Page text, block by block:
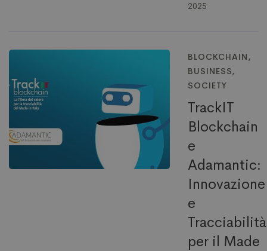
2025
BLOCKCHAIN,
BUSINESS,
SOCIETY
TrackIT
Blockchain
e
Adamantic:
Innovazione
e
Tracciabilità
per il Made